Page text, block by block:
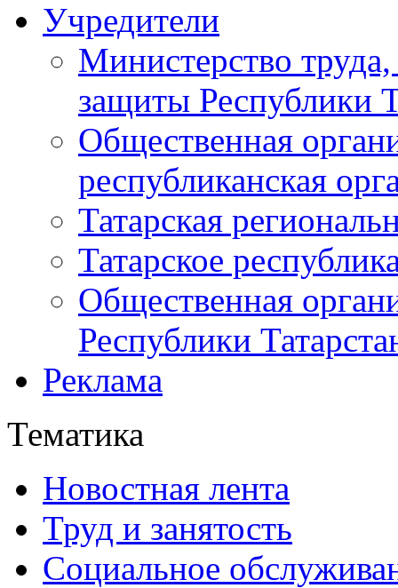
Учредители
Министерство
защиты Республики
Общественная
республиканская
Татарская
Татарское
Общественная
Республики
Реклама
Тематика
Новостная лента
Труд и занятость
Социальное